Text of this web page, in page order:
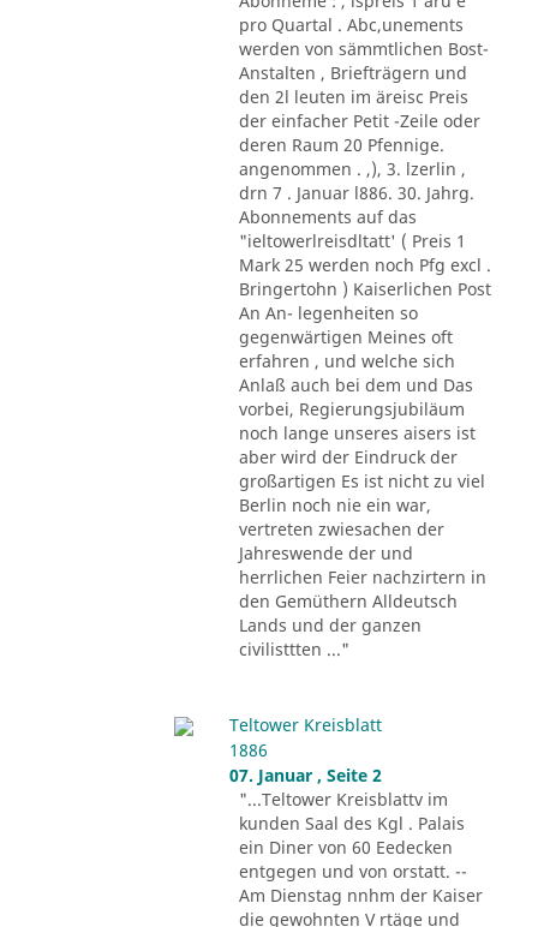
pro Quartal . Abc,unements
werden von sämmtlichen Bost-
Anstalten , Briefträgern und
den 2l leuten im äreisc Preis
der einfacher Petit -Zeile oder
deren Raum 20 Pfennige.
angenommen . ,), 3. lzerlin ,
drn 7 . Januar l886. 30. Jahrg.
Abonnements auf das
"ieltowerlreisdltatt' ( Preis 1
Mark 25 werden noch Pfg excl .
Bringertohn ) Kaiserlichen Post
An An- legenheiten so
gegenwärtigen Meines oft
erfahren , und welche sich
Anlaß auch bei dem und Das
vorbei, Regierungsjubiläum
noch lange unseres aisers ist
aber wird der Eindruck der
großartigen Es ist nicht zu viel
Berlin noch nie ein war,
vertreten zwiesachen der
Jahreswende der und
herrlichen Feier nachzirtern in
den Gemüthern Alldeutsch
Lands und der ganzen
civilisttten ..."
Teltower Kreisblatt
1886
07. Januar , Seite 2
"...Teltower Kreisblattv im
kunden Saal des Kgl . Palais
ein Diner von 60 Eedecken
entgegen und von orstatt. --
Am Dienstag nnhm der Kaiser
die gewohnten V rtäge und